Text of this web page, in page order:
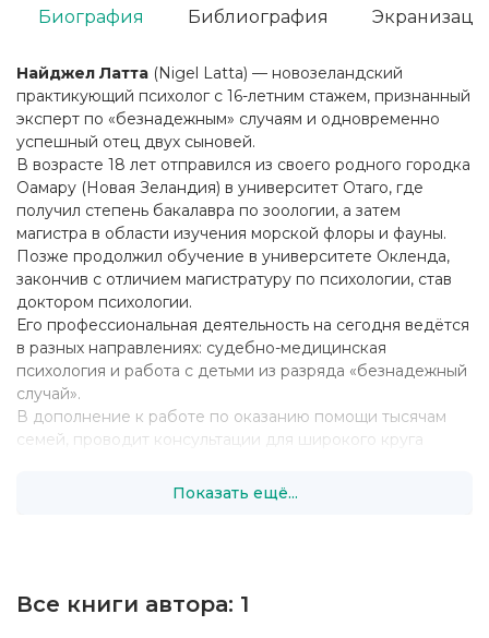
Найджел Латта (Nigel Latta) — новозеландский
практикующий психолог с 16-летним стажем, признанный
эксперт по «безнадежным» случаям и одновременно
успешный отец двух сыновей.
В возрасте 18 лет отправился из своего родного городка
Оамару (Новая Зеландия) в университет Отаго, где
получил степень бакалавра по зоологии, а затем
магистра в области изучения морской флоры и фауны.
Позже продолжил обучение в университете Окленда,
закончив с отличием магистратуру по психологии, став
доктором психологии.
Его профессиональная деятельность на сегодня ведётся
в разных направлениях: судебно-медицинская
психология и работа с детьми из разряда «безнадежный
случай».
В дополнение к работе по оказанию помощи тысячам
семей, проводит консультации для широкого круга
Зеландии, включая учреждения социальной
Показать ещё...
Биография Библиография
Все книги автора: 1